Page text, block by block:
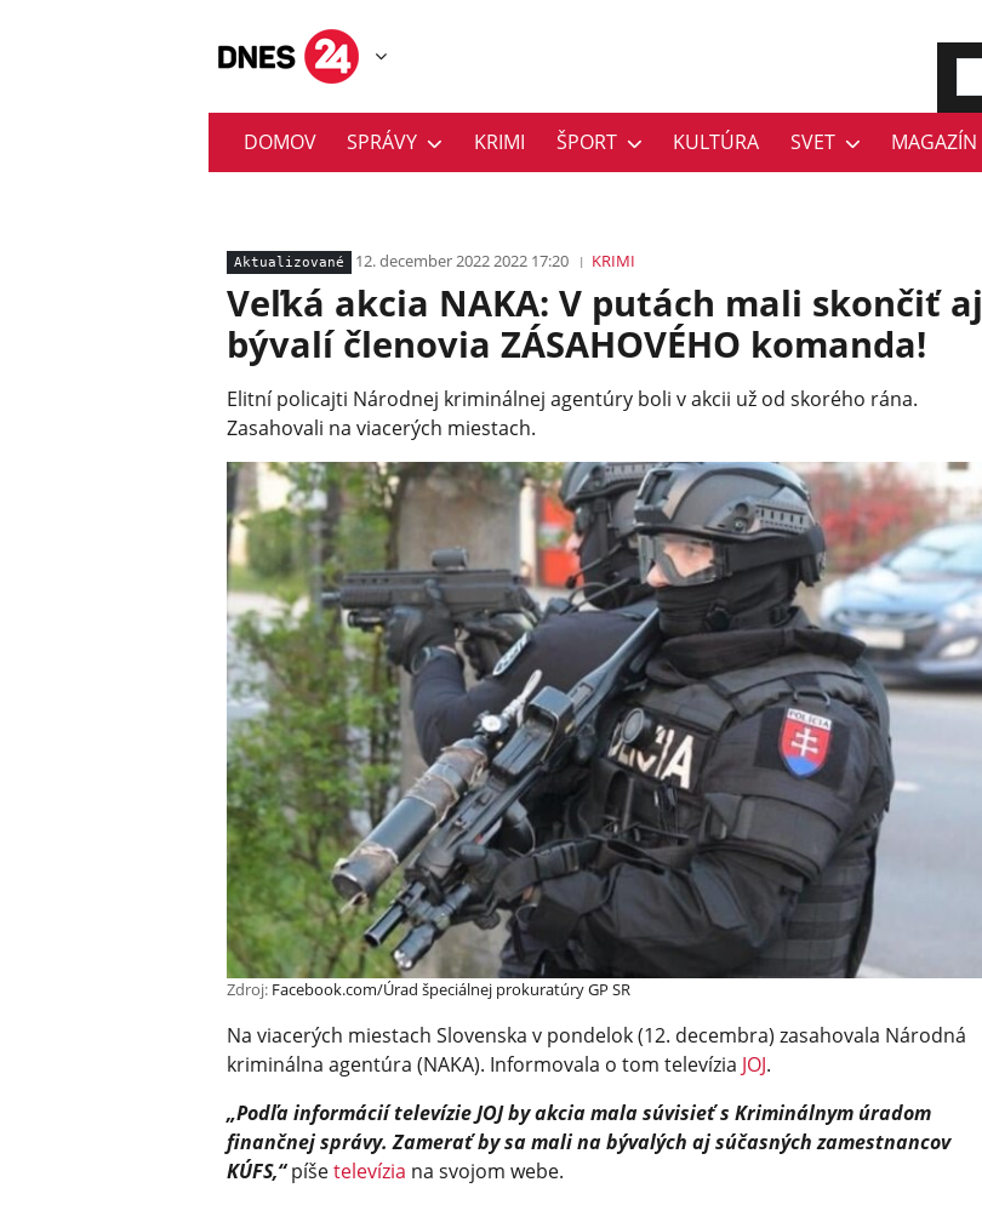
DOMOV SPRÁVY KRIMI ŠPORT KULTÚRA SVET MAGAZÍN
Aktualizované 12. december 2022 2022 17:20 KRIMI
Veľká akcia NAKA: V putách mali skončiť aj
bývalí členovia ZÁSAHOVÉHO komanda!
Elitní policajti Národnej kriminálnej agentúry boli v akcii už od skorého rána.
Zasahovali na viacerých miestach.
Zdroj: Facebook.com/Úrad špeciálnej prokuratúry GP SR
Na viacerých miestach Slovenska v pondelok (12. decembra) zasahovala Národná
kriminálna agentúra (NAKA). Informovala o tom televízia JOJ.
„Podľa informácií televízie JOJ by akcia mala súvisieť s Kriminálnym úradom
finančnej správy. Zamerať by sa mali na bývalých aj súčasných zamestnancov
KÚFS,“píšetelevízia na svojom webe.